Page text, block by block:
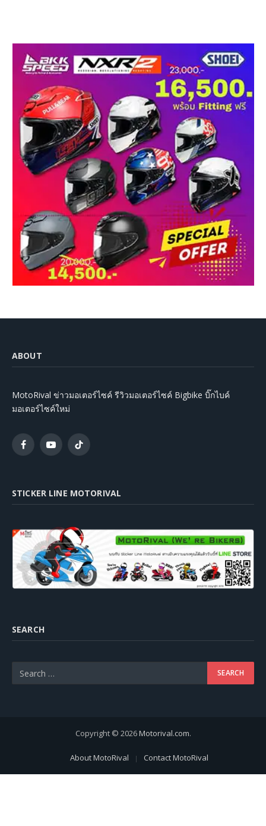
ABOUT
MotoRival ข่าวมอเตอร์ไซค์ รีวิวมอเตอร์ไซค์ Bigbike บิ๊กไบค์
มอเตอร์ไซค์ใหม่
FacebookYouTubeTikTok
STICKER LINE MOTORIVAL
SEARCH
Copyright © 2026Motorival.com.
About MotoRival Contact MotoRival